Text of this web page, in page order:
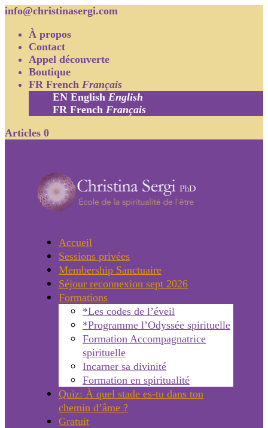
info@christinasergi.com
À propos
Contact
Appel découverte
Boutique
FR French Français
EN English English
FR French Français
Articles 0
Accueil
Sessions privées
Membership Sanctuaire
Séjour reconnexion sept 2026
Formations
*Les codes de l’éveil
*Programme l’Odyssée spirituelle
Formation Accompagnatrice
spirituelle
Incarner sa divinité
Formation en spiritualité
Quiz: À quel stade es-tu dans ton
chemin d’âme ?
Gratuit